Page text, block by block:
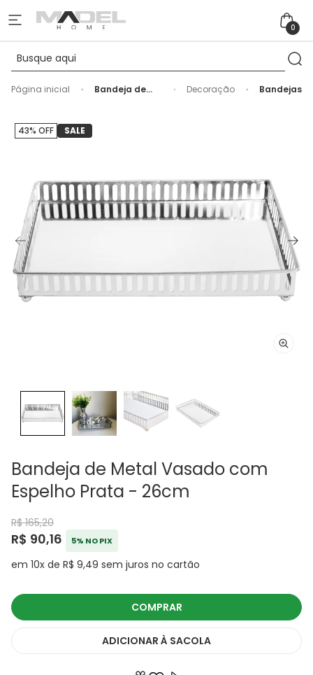
0
Página inicial
Bandeja de
Decoração Bandejas
Bandeja de Metal Vasado com
Espelho Prata - 26cm
R$ 165,20
R$ 90,16 5% NO PIX
em 10x de R$ 9,49 sem juros no cartão
43% OFF SALE
COMPRAR
ADICIONAR À SACOLA